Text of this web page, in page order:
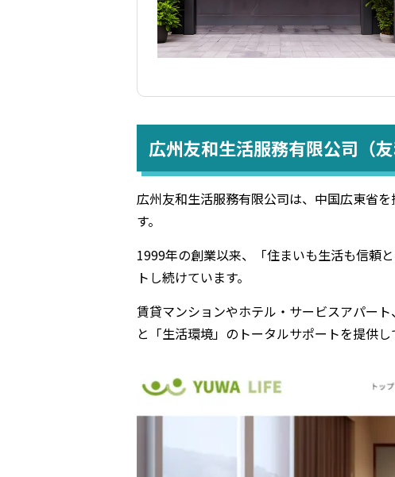
広州友和生活服務有限公司（
広州友和生活服務有限公司は、中国広東省
す。
1999年の創業以来、「住まいも生活も信頼
トし続けています。
賃貸マンションやホテル・サービスアパー
と「生活環境」のトータルサポートを提供し